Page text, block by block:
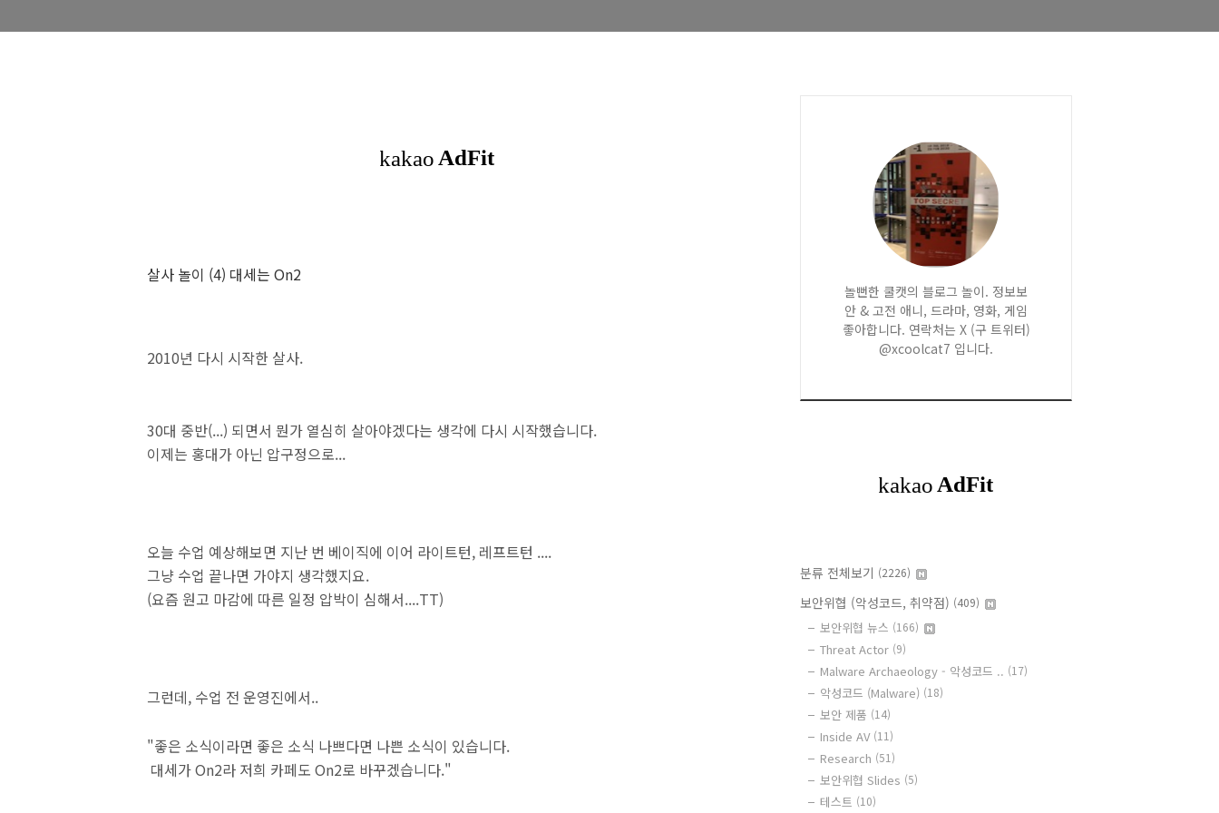
살사 놀이 (4) 대세는 On2
2010년 다시 시작한 살사.
30대 중반(...) 되면서 뭔가 열심히 살아야겠다는 생각에 다시 시작했습니다.
이제는 홍대가 아닌 압구정으로...
오늘 수업 예상해보면 지난 번 베이직에 이어 라이트턴, 레프트턴 ....
그냥 수업 끝나면 가야지 생각했지요.
(요즘 원고 마감에 따른 일정 압박이 심해서....TT)
그런데, 수업 전 운영진에서..
"좋은 소식이라면 좋은 소식 나쁘다면 나쁜 소식이 있습니다.
대세가 On2라 저희 카페도 On2로 바꾸겠습니다."
놀뻔한 쿨캣의 블로그 놀이. 정보보
안 & 고전 애니, 드라마, 영화, 게임
좋아합니다. 연락처는 X (구 트위터)
@xcoolcat7 입니다.
분류 전체보기 (2226)
보안위협 (악성코드, 취약점) (409)
보안위협 뉴스 (166)
Threat Actor (9)
Malware Archaeology - 악성코드 .. (17)
악성코드 (Malware) (18)
보안 제품 (14)
Inside AV (11)
Research (51)
보안위협 Slides (5)
테스트 (10)